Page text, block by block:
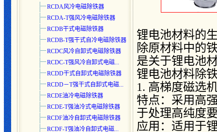
RCDA风冷电磁除铁器
RCDA-T强风冷电磁除铁器
RCDB干式电磁除铁器
RCDB-T强干式自冷电磁除铁器
RCDC风冷自卸式电磁除铁器
RCDC-T强风冷自卸式电磁...
RCDD干式自卸式电磁除铁器
RCDD－T强干式自卸式电磁...
RCDE油冷电磁除铁器
RCDE-T强油冷式电磁除铁器
RCDF油冷自卸式电磁除铁器
RCDF-T强油冷自卸式电磁...
锂电池材料的
除原材料中的
是关于锂电池
锂电池材料除
1. 高梯度磁选
特点：采用高
于处理高纯度
应用：适用于